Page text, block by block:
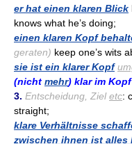
er hat einen klaren Blick
knows what he’s doing;
einen klaren Kopf
geraten) keep one’s wits
sie ist ein klarer Kopf
(nicht mehr) klar im
3. Entscheidung, Zieletc:
straight;
klare Verhältnisse
zwischen ihnen ist alles